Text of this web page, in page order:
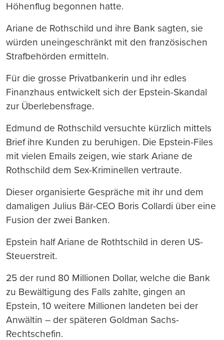
Höhenflug begonnen hatte.
Ariane de Rothschild und ihre Bank sagten, sie
würden uneingeschränkt mit den französischen
Strafbehörden ermitteln.
Für die grosse Privatbankerin und ihr edles
Finanzhaus entwickelt sich der Epstein-Skandal
zur Überlebensfrage.
Edmund de Rothschild versuchte kürzlich mittels
Brief ihre Kunden zu beruhigen. Die Epstein-Files
mit vielen Emails zeigen, wie stark Ariane de
Rothschild dem Sex-Kriminellen vertraute.
Dieser organisierte Gespräche mit ihr und dem
damaligen Julius Bär-CEO Boris Collardi über eine
Fusion der zwei Banken.
Epstein half Ariane de Rothtschild in deren US-
Steuerstreit.
25 der rund 80 Millionen Dollar, welche die Bank
zu Bewältigung des Falls zahlte, gingen an
Epstein, 10 weitere Millionen landeten bei der
Anwältin – der späteren Goldman Sachs-
Rechtschefin.